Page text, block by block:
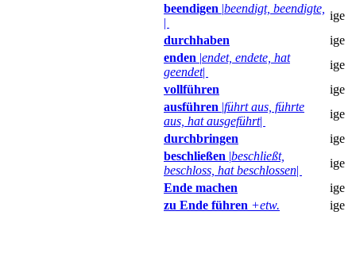
beendigen |beendigt, beendigte,
|
ige
durchhaben
ige
enden |endet, endete, hat
geendet|
ige
vollführen
ige
ausführen |führt aus, führte
aus, hat ausgeführt|
ige
durchbringen
ige
beschließen |beschließt,
beschloss, hat beschlossen|
ige
Ende machen
ige
zu Ende führen +etw. ige